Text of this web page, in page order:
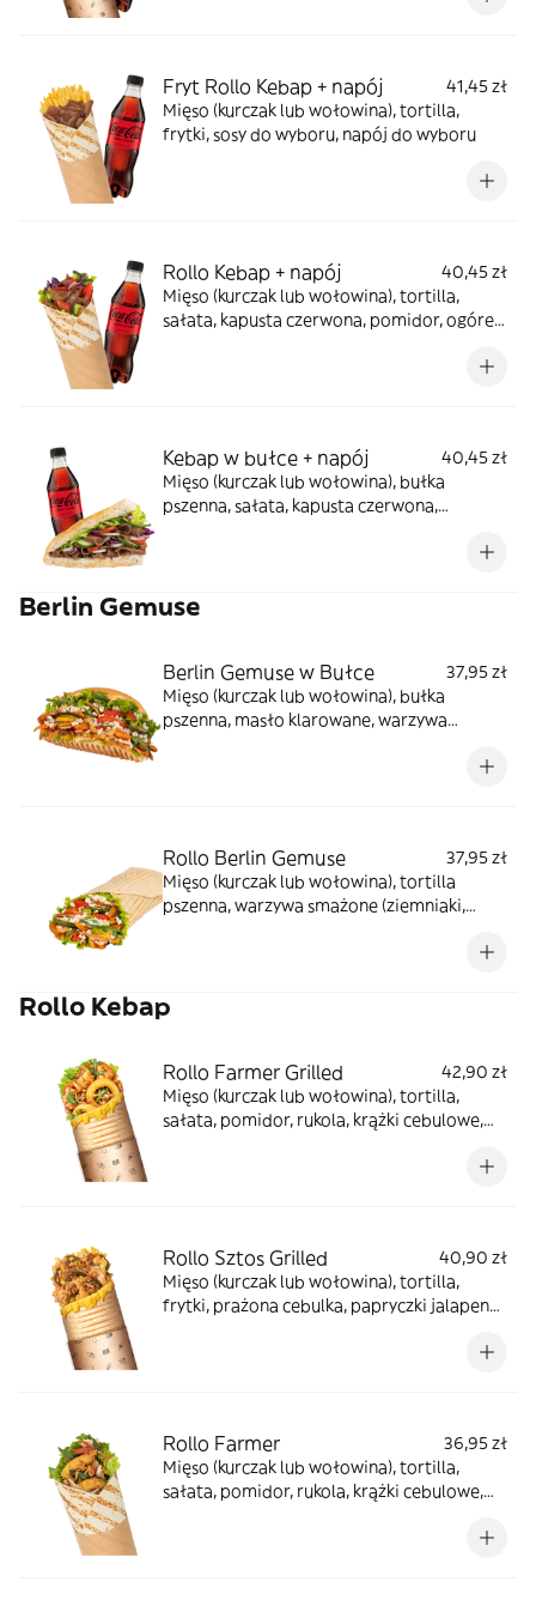
Fryt Rollo Kebap + napój
41,45 zł
Mięso (kurczak lub wołowina), tortilla,
frytki, sosy do wyboru, napój do wyboru
Rollo Kebap + napój
40,45 zł
Mięso (kurczak lub wołowina), tortilla,
sałata, kapusta czerwona, pomidor, ogórek,
Kebap w bułce + napój
40,45 zł
Mięso (kurczak lub wołowina), bułka
pszenna, sałata, kapusta czerwona,
Berlin Gemuse
Berlin Gemuse w Bułce
37,95 zł
Mięso (kurczak lub wołowina), bułka
pszenna, masło klarowane, warzywa
Rollo Berlin Gemuse
37,95 zł
Mięso (kurczak lub wołowina), tortilla
pszenna, warzywa smażone (ziemniaki,
tzatziki), sos z granatu, mięta, sumak
Rollo Kebap
Rollo Farmer Grilled
42,90 zł
Mięso (kurczak lub wołowina), tortilla,
sałata, pomidor, rukola, krążki cebulowe,
Rollo Sztos Grilled
40,90 zł
Mięso (kurczak lub wołowina), tortilla,
frytki, prażona cebulka, papryczki jalapeno,
Rollo Farmer
36,95 zł
Mięso (kurczak lub wołowina), tortilla,
sałata, pomidor, rukola, krążki cebulowe,